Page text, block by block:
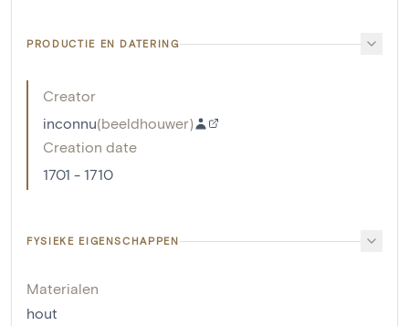
PRODUCTIE EN DATERING
Creator
inconnu(beeldhouwer)
Creation date
1701 - 1710
FYSIEKE EIGENSCHAPPEN
Materialen
hout